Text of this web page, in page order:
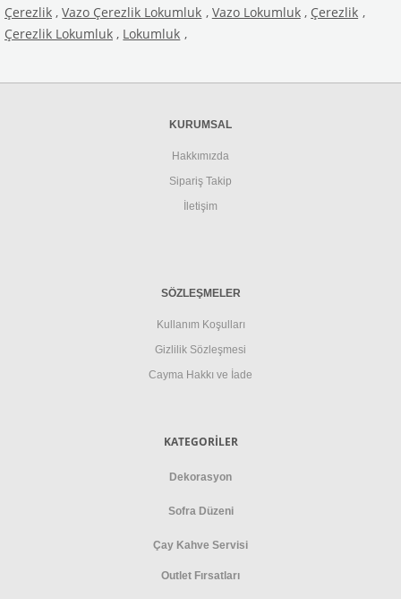
Çerezlik , Vazo Çerezlik Lokumluk , Vazo Lokumluk , Çerezlik ,
Çerezlik Lokumluk , Lokumluk ,
KURUMSAL
Hakkımızda
Sipariş Takip
İletişim
SÖZLEŞMELER
Kullanım Koşulları
Gizlilik Sözleşmesi
Cayma Hakkı ve İade
KATEGORİLER
Dekorasyon
Sofra Düzeni
Çay Kahve Servisi
Outlet Fırsatları